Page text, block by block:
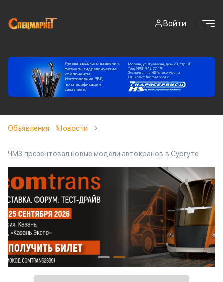
Войти
Объявления Новости
ЧМЗ презентовал новые модели автокранов в Сургуте